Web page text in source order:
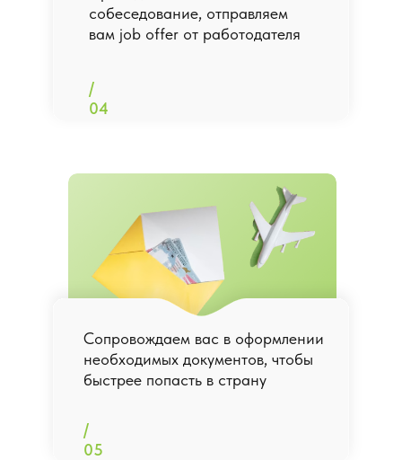
/
04
собеседование, отправляем
вам job offer от работодателя
/
05
Сопровождаем вас в оформлении
необходимых документов, чтобы
быстрее попасть в страну